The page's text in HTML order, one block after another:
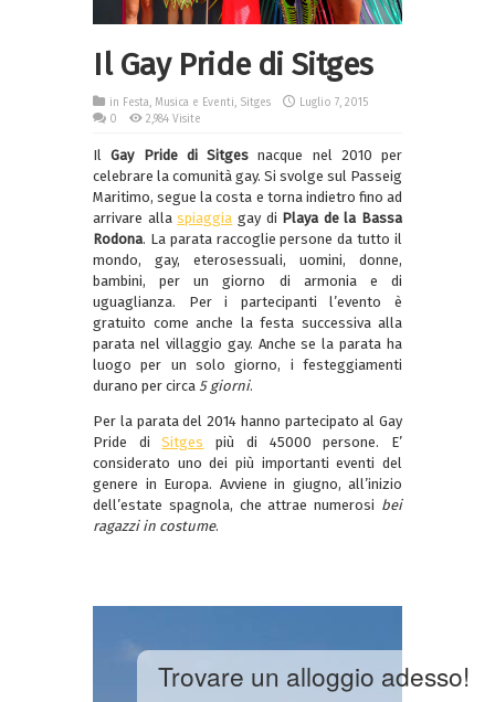
Il Gay Pride di Sitges
in Festa, Musica e Eventi, Sitges
Luglio 7, 2015
0
2,984 Visite
IlGay Pride di Sitges nacque nel 2010 per
celebrare la comunità gay. Si svolge sul Passeig
Maritimo, segue la costa e torna indietro fino ad
arrivare allaspiaggia gay di Playa de la Bassa
Rodona. La parata raccoglie persone da tutto il
mondo, gay, eterosessuali, uomini, donne,
bambini, per un giorno di armonia e di
uguaglianza. Per i partecipanti l’evento è
gratuito come anche la festa successiva alla
parata nel villaggio gay. Anche se la parata ha
luogo per un solo giorno, i festeggiamenti
durano per circa 5 giorni.
Per la parata del 2014 hanno partecipato al Gay
Pride diSitges più di 45000 persone. E’
considerato uno dei più importanti eventi del
genere in Europa. Avviene in giugno, all’inizio
dell’estate spagnola, che attrae numerosi bei
ragazzi in costume.
Trovare un alloggio adesso!